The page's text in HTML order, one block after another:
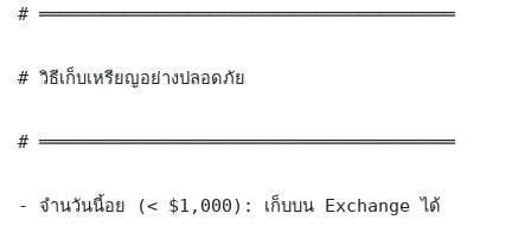
# ═══════════════════════════════════════
# วิธีเก็บเหรียญอย่างปลอดภัย
# ═══════════════════════════════════════
- จำนวันนี้อย (< $1,000): เก็บบน Exchange ได้